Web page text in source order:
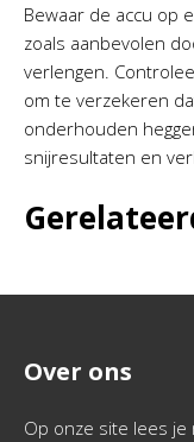
Bewaar de accu op
zoals aanbevolen
verlengen.
om te verzekeren
onderhouden
snijresultaten en
Over ons
Op onze site lees